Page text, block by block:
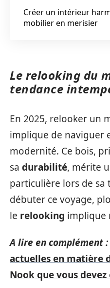
Créer un intérieur
mobilier en merisier
Le relooking du
tendance
En 2025, relooker un
implique de naviguer
modernité. Ce bois,
sa durabilité, mérite
particulière lors de
débuter ce voyage,
le relooking implique
A lire en complément :
actuelles en matière
Nook que vous